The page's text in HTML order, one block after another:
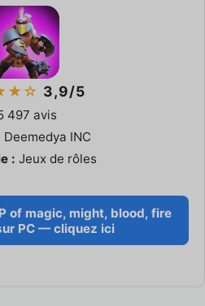
3,9/5
497 avis
Deemedya INC
: Jeux de rôles
of magic, might, blood, fire
PC — cliquez ici